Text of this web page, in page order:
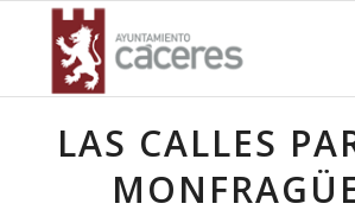
LAS CALLES